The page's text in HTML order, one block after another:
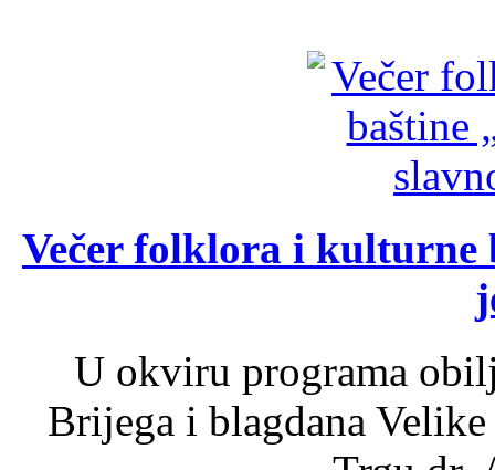
Večer folklora i kulturne
U okviru programa
Brijega i blagdana